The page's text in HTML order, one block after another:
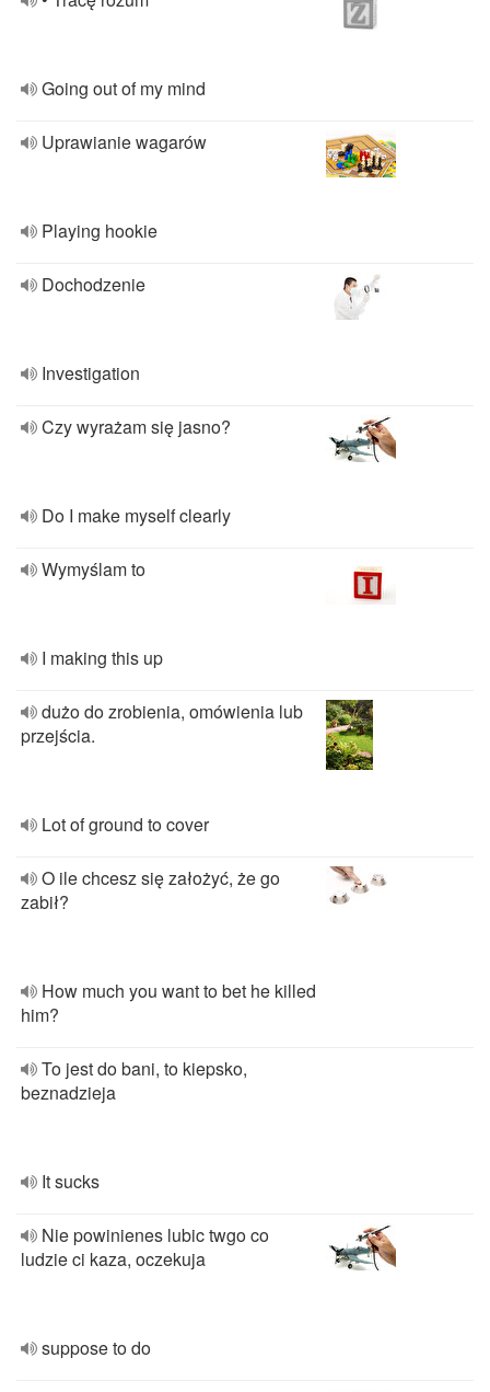
Going out of my mind
Uprawianie wagarów
Playing hookie
Dochodzenie
Investigation
Czy wyrażam się jasno?
Do I make myself clearly
Wymyślam to
I making this up
dużo do zrobienia, omówienia lub
przejścia.
Lot of ground to cover
O ile chcesz się założyć, że go
zabił?
How much you want to bet he killed
him?
To jest do bani, to kiepsko,
beznadzieja
It sucks
Nie powinienes lubic twgo co
ludzie ci kaza, oczekuja
suppose to do